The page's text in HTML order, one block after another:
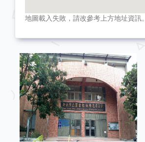
地圖載入失敗，請改參考上方地址資訊。